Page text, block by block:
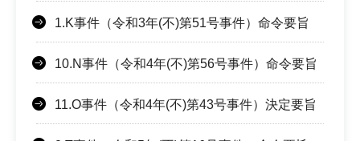
1.K事件（令和3年(不)第51号事件）命令要旨
10.N事件（令和4年(不)第56号事件）命令要旨
11.O事件（令和4年(不)第43号事件）決定要旨